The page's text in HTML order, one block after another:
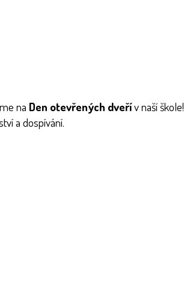
na Den otevřených dveřív naší škole!
a dospívání.